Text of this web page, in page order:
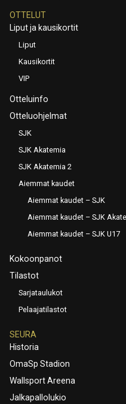
OTTELUT
Liput ja kausikortit
Liput
Kausikortit
VIP
Otteluinfo
Otteluohjelmat
SJK
SJK Akatemia
SJK Akatemia 2
Aiemmat kaudet
Aiemmat kaudet – SJK
Aiemmat kaudet – SJK
Aiemmat kaudet – SJK U17
Kokoonpanot
Tilastot
Sarjataulukot
Pelaajatilastot
SEURA
Historia
OmaSp Stadion
Wallsport Areena
Jalkapallolukio